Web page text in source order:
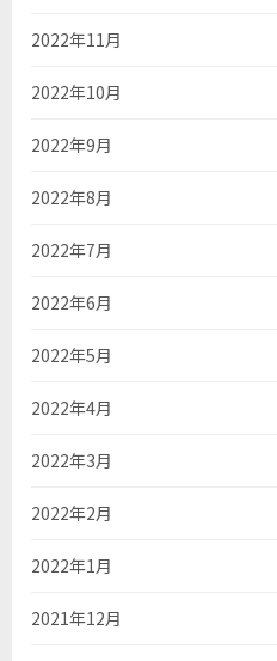
2022年11月
2022年10月
2022年9月
2022年8月
2022年7月
2022年6月
2022年5月
2022年4月
2022年3月
2022年2月
2022年1月
2021年12月